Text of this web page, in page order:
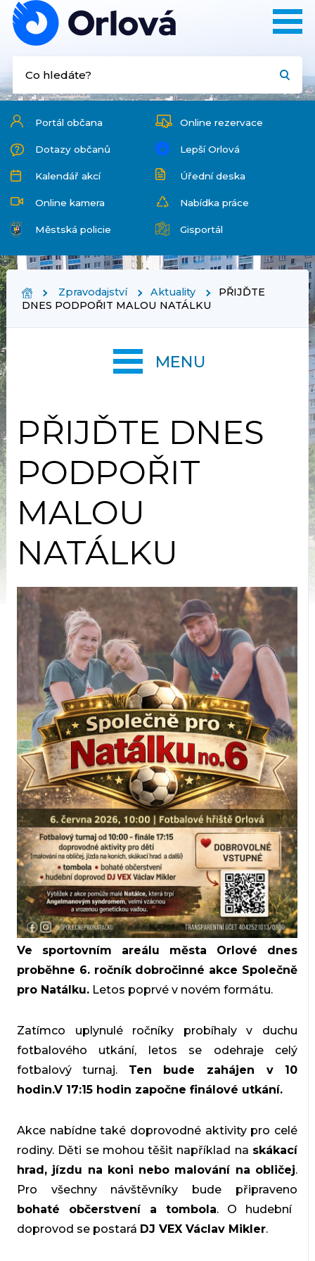
Portál občana Online rezervace
Dotazy občanů Lepší Orlová
Kalendář akcí Úřední deska
Online kamera Nabídka práce
Městská policie Gisportál
Zpravodajství Aktuality
PŘIJĎTE
DNES PODPOŘIT MALOU NATÁLKU
PŘIJĎTE DNES
PODPOŘIT
MALOU
NATÁLKU
Ve sportovním areálu města Orlové dnes
proběhne 6. ročník dobročinné akce Společně
pro Natálku. Letos poprvé v novém formátu.
Zatímco uplynulé ročníky probíhaly v duchu
fotbalového utkání, letos se odehraje celý
fotbalový turnaj. Ten bude zahájen v 10
hodin.V 17:15 hodin započne finálové utkání.
Akce nabídne také doprovodné aktivity pro celé
rodiny. Děti se mohou těšit například na skákací
hrad, jízdu na koni nebo malování na obličej.
Pro všechny návštěvníky bude připraveno
bohaté občerstvení a tombola. O hudební
doprovod se postará DJ VEX Václav Mikler.
MENU